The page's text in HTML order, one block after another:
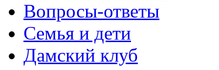
Вопросы-ответы
Семья и дети
Дамский клуб